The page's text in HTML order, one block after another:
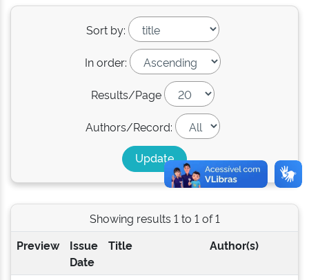
Sort by:
In order:
Results/Page
Authors/Record:
Showing results 1 to 1 of 1
Preview
Issue
Date
Title Author(s)